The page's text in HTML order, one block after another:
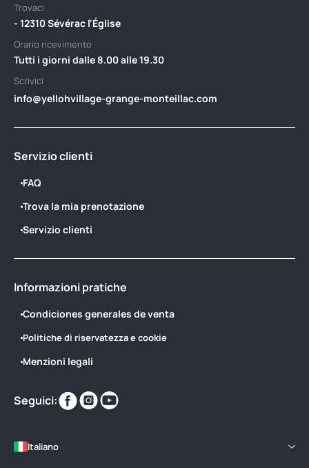
Trovaci
- 12310 Sévérac l'Église
Orario ricevimento
Tutti i giorni dalle 8.00 alle 19.30
Scrivici
info@yellohvillage-grange-monteillac.com
Servizio clienti
FAQ
Trova la mia prenotazione
Servizio clienti
Informazioni pratiche
Condiciones generales de venta
Politiche di riservatezza e cookie
Menzioni legali
Seguici:
Trovaci
su
Trovaci
su
Italiano